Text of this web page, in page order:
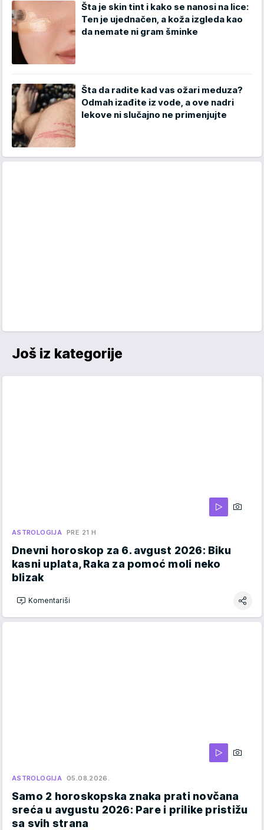
Šta je skin tint i kako se nanosi na lice:
Ten je ujednačen, a koža izgleda kao
da nemate ni gram šminke
Šta da radite kad vas ožari meduza?
Odmah izađite iz vode, a ove nadri
lekove ni slučajno ne primenjujte
Još iz kategorije
ASTROLOGIJA PRE 21 H
Dnevni horoskop za 6. avgust 2026: Biku
kasni uplata, Raka za pomoć moli neko
blizak
Komentariši
ASTROLOGIJA 05.08.2026.
Samo 2 horoskopska znaka prati novčana
sreća u avgustu 2026: Pare i prilike pristižu
sa svih strana